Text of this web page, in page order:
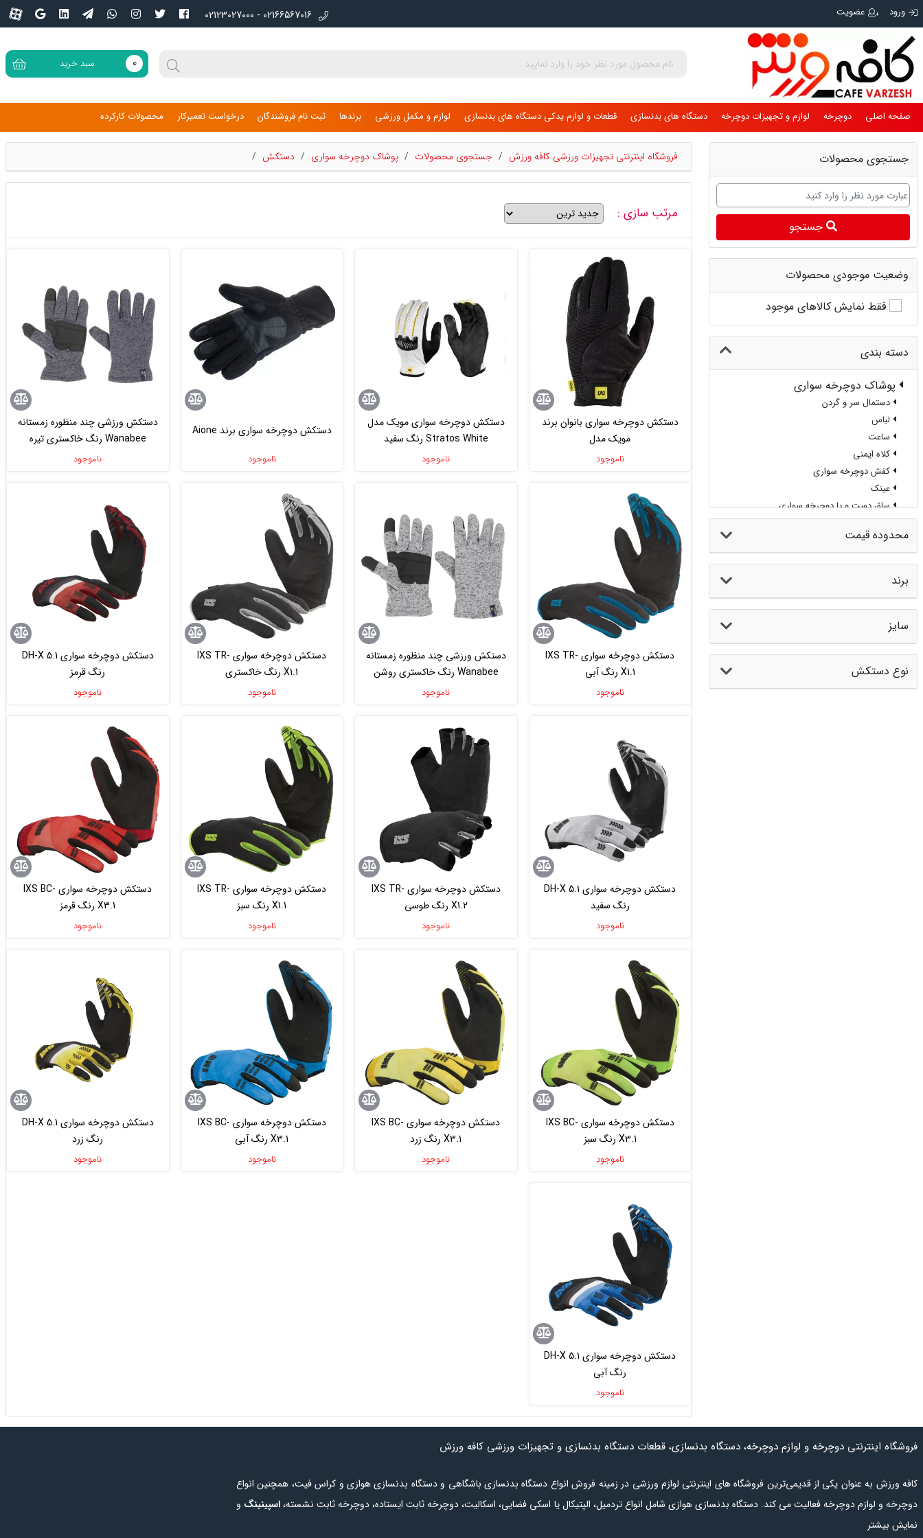
ورود عضویت 02166567016 - 02123027000
سبد خرید 0
صفحه اصلی دوچرخه لوازم و تجهیزات دوچرخه دستگاه های بدنسازی قطعات و لوازم یدکی دستگاه های بدنسازی لوازم و مکمل ورزشی برندها ثبت نام فروشندگان درخواست تعمیرکار محصولات کارکرده
فروشگاه اینترنتی تجهیزات ورزشی کافه ورزش / جستجوی محصولات / پوشاک دوچرخه سواری / دستکش /
مرتب سازی :
دستکش دوچرخه سوارى بانوان برند
مویک مدل
LBLACKGLOVEMEADOW
ناموجود
دستکش دوچرخه سوارى مویک مدل
Stratos White رنگ سفید
ناموجود
دستکش دوچرخه سواری برند Aione
ناموجود
دستکش ورزشی چند منظوره زمستانه
Wanabee رنگ خاکستری تیره
ناموجود
دستکش دوچرخه سواری IXS TR-
X1.1 رنگ آبی
ناموجود
دستکش ورزشی چند منظوره زمستانه
Wanabee رنگ خاکستری روشن
ناموجود
دستکش دوچرخه سواری IXS TR-
X1.1 رنگ خاکستری
ناموجود
دستکش دوچرخه سواری DH-X 5.1
رنگ قرمز
ناموجود
دستکش دوچرخه سواری DH-X 5.1
رنگ سفید
ناموجود
دستکش دوچرخه سواری IXS TR-
X1.2 رنگ طوسی
ناموجود
دستکش دوچرخه سواری IXS TR-
X1.1 رنگ سبز
ناموجود
دستکش دوچرخه سواری IXS BC-
X3.1 رنگ قرمز
ناموجود
دستکش دوچرخه سواری IXS BC-
X3.1 رنگ سبز
ناموجود
دستکش دوچرخه سواری IXS BC-
X3.1 رنگ زرد
ناموجود
دستکش دوچرخه سواری IXS BC-
X3.1 رنگ آبی
ناموجود
دستکش دوچرخه سواری DH-X 5.1
رنگ زرد
ناموجود
دستکش دوچرخه سواری DH-X 5.1
رنگ آبی
ناموجود
جستجوی محصولات
جستجو
وضعیت موجودی محصولات
فقط نمایش کالاهای موجود
دسته بندی
پوشاک دوچرخه سواری
دستمال سر و گردن
لباس
ساعت
کلاه ایمنی
کفش دوچرخه سواری
عینک
ساق دست و پا دوچرخه سواری
دستکش
جوراب
پوشش ضربه گیر
محدوده قیمت
برند
سایز
نوع دستکش
فروشگاه اینترنتی دوچرخه و لوازم دوچرخه، دستگاه بدنسازی، قطعات دستگاه بدنسازی و تجهیزات ورزشی کافه ورزش
کافه ورزش به عنوان یکی از قدیمی‌ترین فروشگاه های اینترنتی لوازم ورزشی در زمینه فروش انواع دستگاه بدنسازی باشگاهی و دستگاه بدنسازی هوازی و کراس فیت، همچنین انواع
دوچرخه و لوازم دوچرخه فعالیت می کند.دستگاه بدنسازی هوازی شامل انواعتردمیل، الپتیکالیا اسکی فضایی، اسکالیت،دوچرخه ثابت ایستاده،دوچرخه ثابت نشسته،اسپینینگ و
استپر و همچنین انواع
نمایش بیشتر